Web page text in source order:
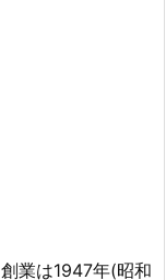
業は1947年(昭和